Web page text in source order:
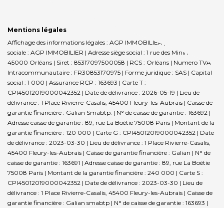
Mentions légales
Affichage des informations légales : AGP IMMOBILIER | Raison
sociale : AGP IMMOBILIER | Adresse siège social : 1 rue des Minimes -
45000 Orléans | Siret : 85317097500058 | RCS : Orléans | Numero TVA
Intracommunautaire : FR30853170975 | Forme juridique : SAS | Capital
social : 1 000 | Assurance RCP : 163693 | Carte T :
CPI45012019000042352 | Date de délivrance : 2026-05-19 | Lieu de
délivrance : 1 Place Rivierre-Casalis, 45400 Fleury-les-Aubrais | Caisse de
garantie financière : Galian Smabtp. | N° de caisse de garantie : 163692 |
Adresse caisse de garantie : 89, rue La Boétie 75008 Paris | Montant de la
garantie financière : 120 000 | Carte G : CPI45012019000042352 | Date
de délivrance : 2023-03-30 | Lieu de délivrance : 1 Place Rivierre-Casalis,
45400 Fleury-les-Aubrais | Caisse de garantie financière : Galian | N° de
caisse de garantie : 163691 | Adresse caisse de garantie : 89, rue La Boétie
75008 Paris | Montant de la garantie financière : 240 000 | Carte S :
CPI45012019000042352 | Date de délivrance : 2023-03-30 | Lieu de
délivrance : 1 Place Rivierre-Casalis, 45400 Fleury-les-Aubrais | Caisse de
garantie financière : Galian smabtp | N° de caisse de garantie : 163693 |